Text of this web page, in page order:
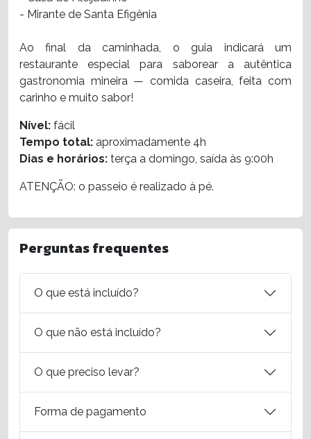
- Mirante de Santa Efigênia
Ao final da caminhada, o guia indicará um
restaurante especial para saborear a autêntica
gastronomia mineira — comida caseira, feita com
carinho e muito sabor!
Nível: fácil
Tempo total: aproximadamente 4h
Dias e horários: terça a domingo, saída às 9:00h
ATENÇÃO: o passeio é realizado à pé.
Perguntas frequentes
O que está incluído?
O que não está incluído?
O que preciso levar?
Forma de pagamento